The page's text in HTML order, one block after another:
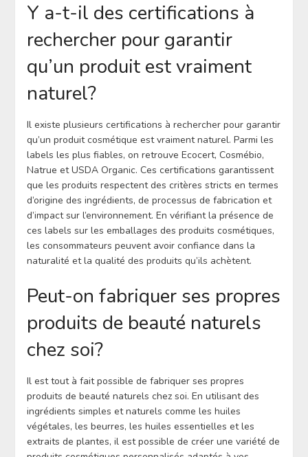
Y a-t-il des certifications à
rechercher pour garantir
qu’un produit est vraiment
naturel?
Il existe plusieurs certifications à rechercher pour garantir
qu’un produit cosmétique est vraiment naturel. Parmi les
labels les plus fiables, on retrouve Ecocert, Cosmébio,
Natrue et USDA Organic. Ces certifications garantissent
que les produits respectent des critères stricts en termes
d’origine des ingrédients, de processus de fabrication et
d’impact sur l’environnement. En vérifiant la présence de
ces labels sur les emballages des produits cosmétiques,
les consommateurs peuvent avoir confiance dans la
naturalité et la qualité des produits qu’ils achètent.
Peut-on fabriquer ses propres
produits de beauté naturels
chez soi?
Il est tout à fait possible de fabriquer ses propres
produits de beauté naturels chez soi. En utilisant des
ingrédients simples et naturels comme les huiles
végétales, les beurres, les huiles essentielles et les
extraits de plantes, il est possible de créer une variété de